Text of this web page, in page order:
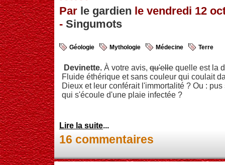
Par le gardien le vendredi 12
- Singumots
Géologie Mythologie Médecine Terre
Devinette. À votre avis, qu'elle quelle est la
Fluide éthérique et sans couleur qui coulait
Dieux et leur conférait l'immortalité ? Ou :
qui s'écoule d'une plaie infectée ?
Lire la suite...
16 commentaires